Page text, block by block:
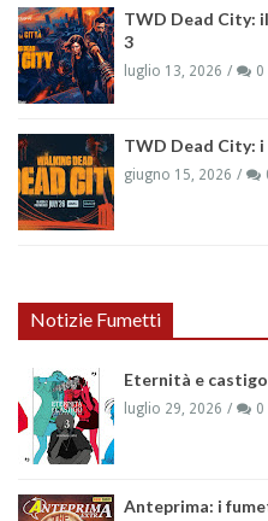
TWD Dead City:
3
luglio 13, 2026 0
TWD Dead City:
giugno 15, 2026
Notizie Fumetti
Eternità e
luglio 29, 2026 0
Anteprima: i